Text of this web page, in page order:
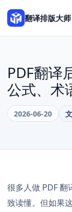
翻译排版大师
PDF翻译
公式、术
2026-06-20
很多人做 PDF
致读懂。但如果